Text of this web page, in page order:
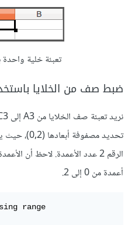
تعبئة خلية
ضبط صف من الخلايا
أعمدة من 0 إلى 2.
range